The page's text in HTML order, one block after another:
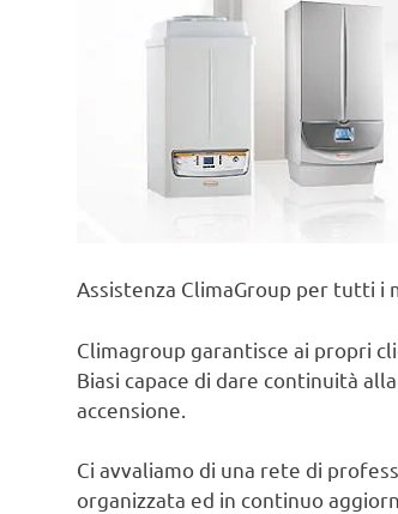
Assistenza ClimaGroup per tutti i
Climagroup garantisce ai propri
Biasi capace di dare continuità
accensione.
Ci avvaliamo di una rete di
organizzata ed in continuo